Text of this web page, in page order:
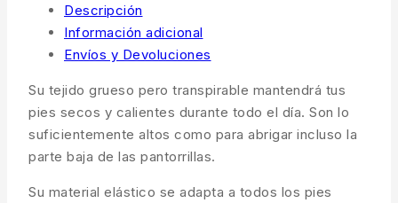
Descripción
Información adicional
Envíos y Devoluciones
Su tejido grueso pero transpirable mantendrá tus
pies secos y calientes durante todo el día. Son lo
suficientemente altos como para abrigar incluso la
parte baja de las pantorrillas.
Su material elástico se adapta a todos los pies